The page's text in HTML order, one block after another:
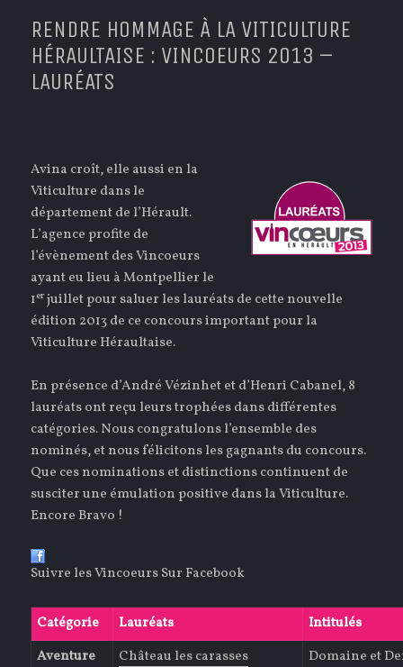
RENDRE HOMMAGE À LA VITICULTURE
HÉRAULTAISE : VINCOEURS 2013 –
LAURÉATS
Avina croît, elle aussi en la
Viticulture dans le
département de l’Hérault.
L’agence profite de
l’évènement des Vincoeurs
ayant eu lieu à Montpellier le
1erjuillet pour saluer les lauréats de cette nouvelle
édition 2013 de ce concours important pour la
Viticulture Héraultaise.
En présence d’André Vézinhet et d’Henri Cabanel, 8
lauréats ont reçu leurs trophées dans différentes
catégories. Nous congratulons l’ensemble des
nominés, et nous félicitons les gagnants du concours.
Que ces nominations et distinctions continuent de
susciter une émulation positive dans la Viticulture.
Encore Bravo !
Suivre les Vincoeurs Sur Facebook
Catégorie Lauréats
Intitulés
Aventure
Château les carasses
Domaine et